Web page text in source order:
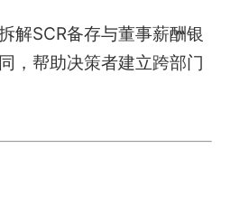
解SCR备存与董事薪酬银
，帮助决策者建立跨部门